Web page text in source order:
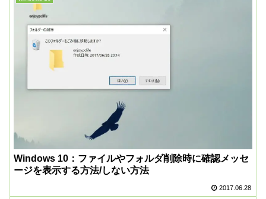
Windows 10：ファイルやフォルダ削除時に確認メッセ
ージを表示する方法/しない方法
2017.06.28